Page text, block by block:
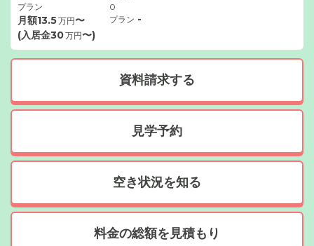
プラン
月額13.5万円〜
(入居金30万円〜)
0
プラン -
資料請求する
見学予約
空き状況を知る
料金の総額を見積もり